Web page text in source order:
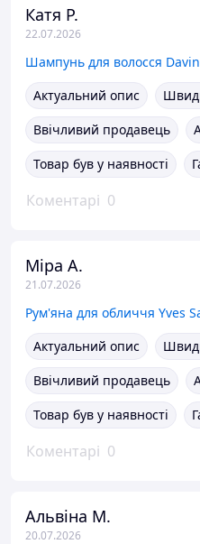
Катя Р.
22.07.2026
Актуальний опис
Ввічливий продавець
Товар був у наявності
Коментарі 0
Міра А.
21.07.2026
Актуальний опис
Ввічливий продавець
Товар був у наявності
Коментарі 0
Альвіна М.
20.07.2026